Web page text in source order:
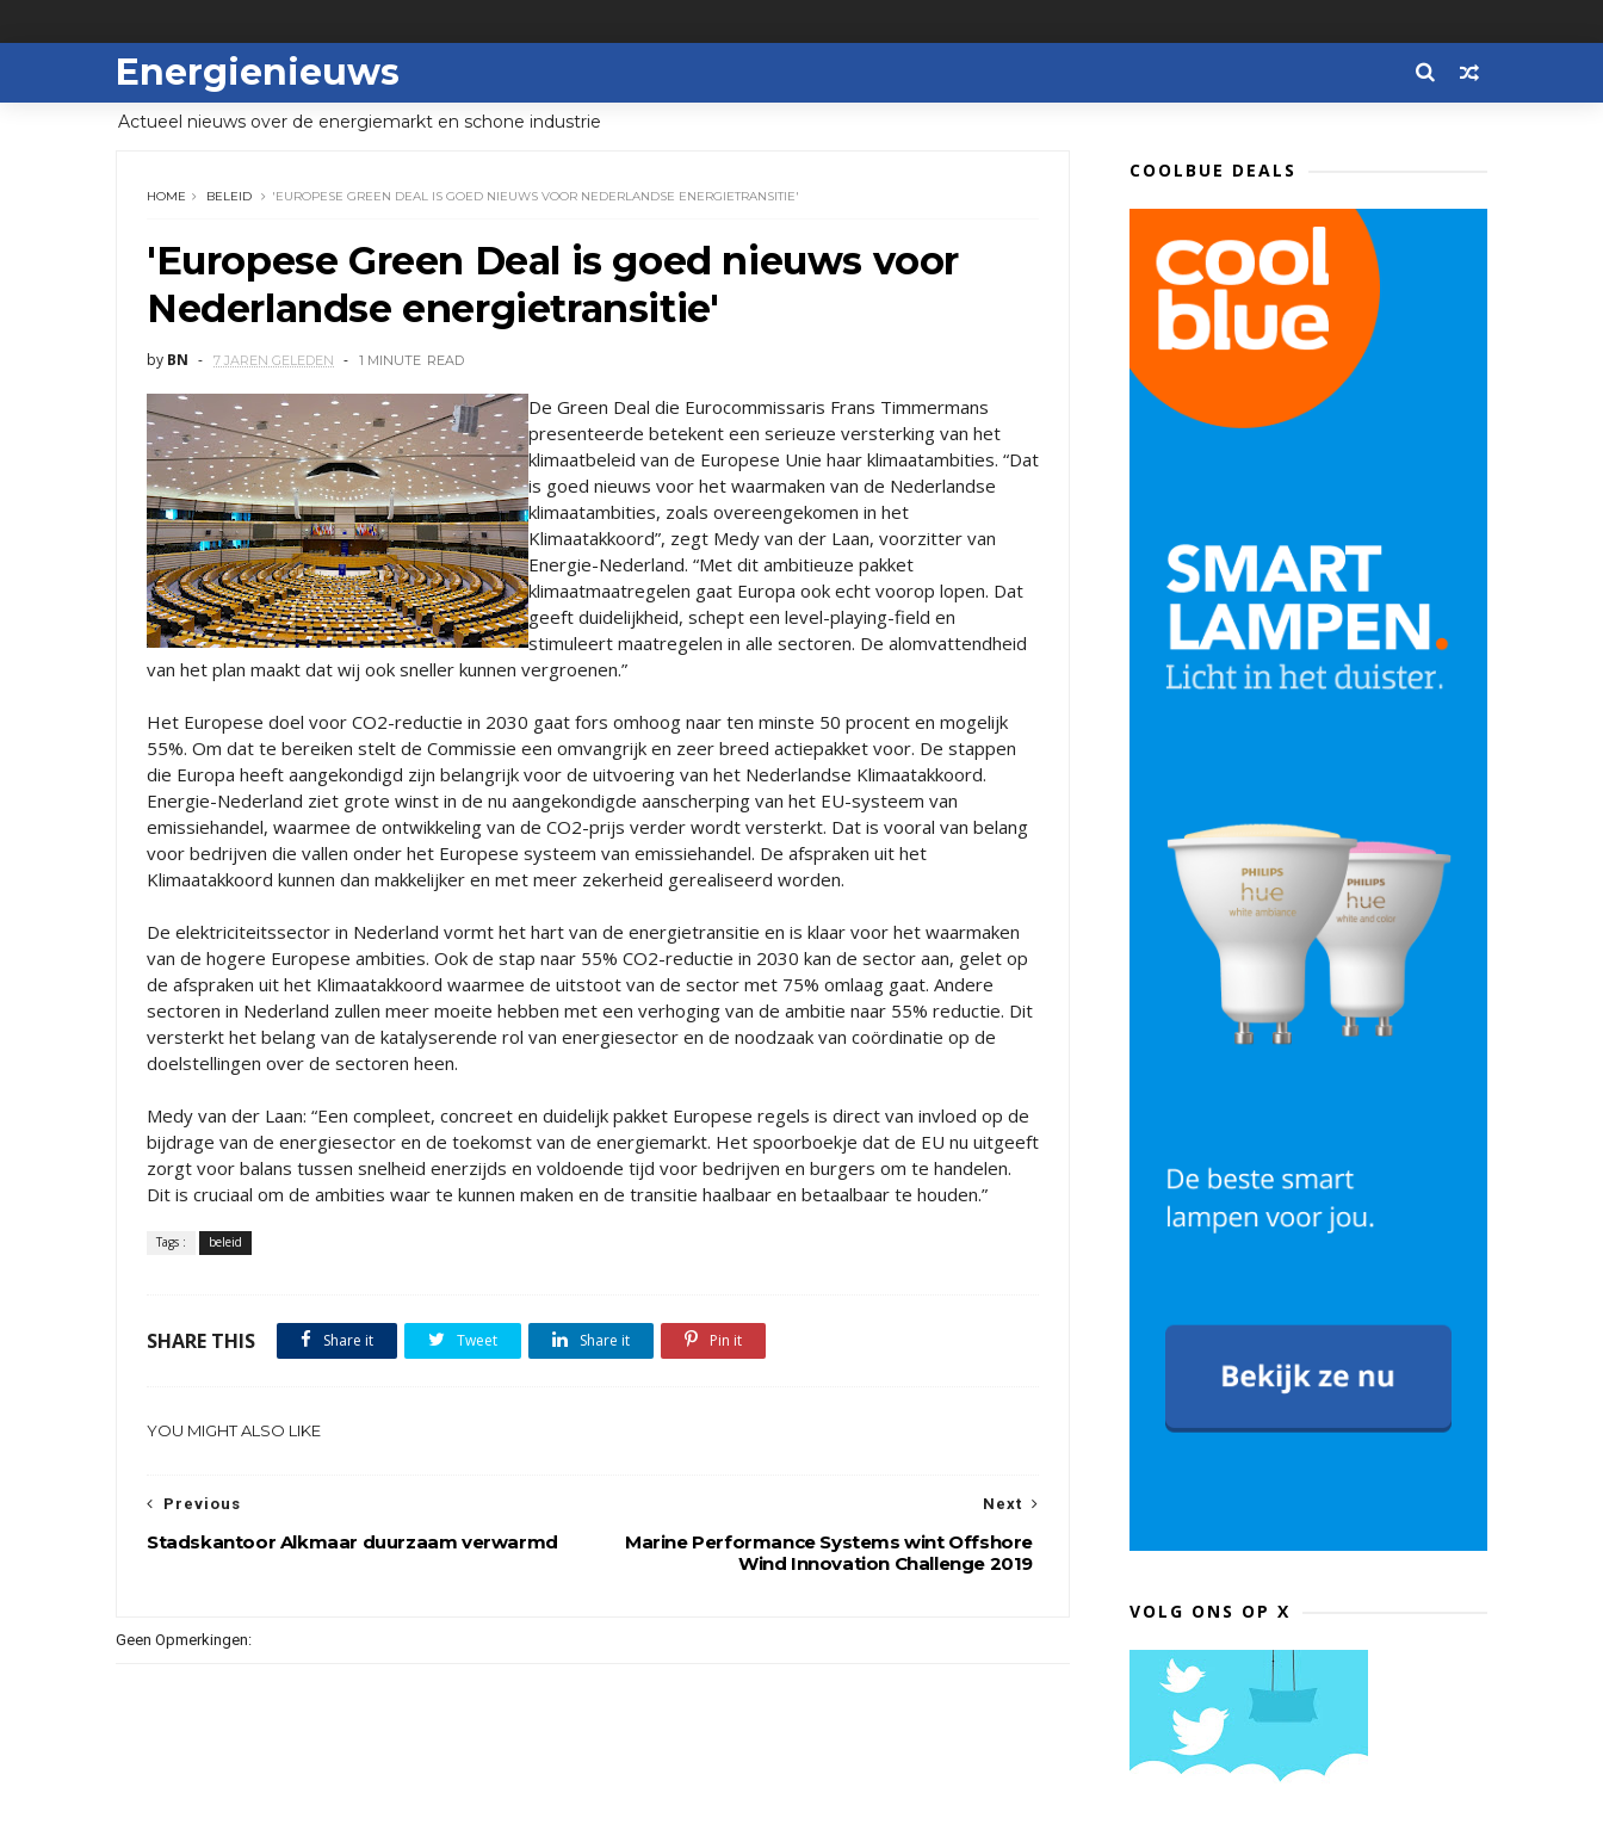
Energienieuws
Actueel nieuws over de energiemarkt en schone industrie
HOME BELEID 'EUROPESE GREEN DEAL IS GOED NIEUWS VOOR NEDERLANDSE ENERGIETRANSITIE'
'Europese Green Deal is goed nieuws voor
Nederlandse energietransitie'
by BN 7 JAREN GELEDEN 1 MINUTE READ
De Green Deal die Eurocommissaris Frans Timmermans
presenteerde betekent een serieuze versterking van het
klimaatbeleid van de Europese Unie haar klimaatambities. “Dat
is goed nieuws voor het waarmaken van de Nederlandse
klimaatambities, zoals overeengekomen in het
Klimaatakkoord”, zegt Medy van der Laan, voorzitter van
Energie-Nederland. “Met dit ambitieuze pakket
klimaatmaatregelen gaat Europa ook echt voorop lopen. Dat
geeft duidelijkheid, schept een level-playing-field en
stimuleert maatregelen in alle sectoren. De alomvattendheid
van het plan maakt dat wij ook sneller kunnen vergroenen.”
Het Europese doel voor CO2-reductie in 2030 gaat fors omhoog naar ten minste 50 procent en mogelijk
55%. Om dat te bereiken stelt de Commissie een omvangrijk en zeer breed actiepakket voor. De stappen
die Europa heeft aangekondigd zijn belangrijk voor de uitvoering van het Nederlandse Klimaatakkoord.
Energie-Nederland ziet grote winst in de nu aangekondigde aanscherping van het EU-systeem van
emissiehandel, waarmee de ontwikkeling van de CO2-prijs verder wordt versterkt. Dat is vooral van belang
voor bedrijven die vallen onder het Europese systeem van emissiehandel. De afspraken uit het
Klimaatakkoord kunnen dan makkelijker en met meer zekerheid gerealiseerd worden.
De elektriciteitssector in Nederland vormt het hart van de energietransitie en is klaar voor het waarmaken
van de hogere Europese ambities. Ook de stap naar 55% CO2-reductie in 2030 kan de sector aan, gelet op
de afspraken uit het Klimaatakkoord waarmee de uitstoot van de sector met 75% omlaag gaat. Andere
sectoren in Nederland zullen meer moeite hebben met een verhoging van de ambitie naar 55% reductie. Dit
versterkt het belang van de katalyserende rol van energiesector en de noodzaak van coördinatie op de
doelstellingen over de sectoren heen.
Medy van der Laan: “Een compleet, concreet en duidelijk pakket Europese regels is direct van invloed op de
bijdrage van de energiesector en de toekomst van de energiemarkt. Het spoorboekje dat de EU nu uitgeeft
zorgt voor balans tussen snelheid enerzijds en voldoende tijd voor bedrijven en burgers om te handelen.
Dit is cruciaal om de ambities waar te kunnen maken en de transitie haalbaar en betaalbaar te houden.”
Tags : beleid
SHARE THIS Share it Tweet Share it Pin it
YOU MIGHT ALSO LIKE
Next
Marine Performance Systems wint Offshore
Wind Innovation Challenge 2019
Previous
Stadskantoor Alkmaar duurzaam verwarmd
Geen Opmerkingen:
COOLBUE DEALS
VOLG ONS OP X